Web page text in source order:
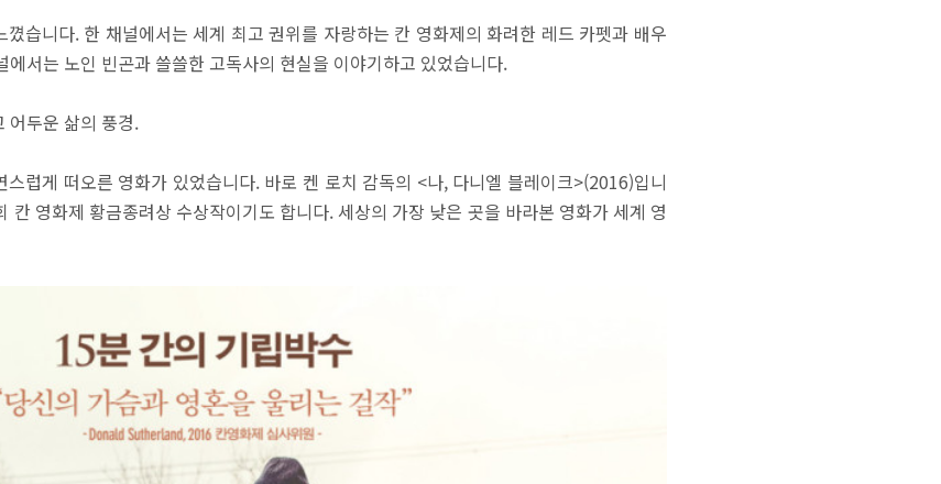
습니다. 한 채널에서는 세계 최고 권위를 자랑하는 칸 영화제의 화려한 레드 카펫과 배우
서는 노인 빈곤과 쓸쓸한 고독사의 현실을 이야기하고 있었습니다.
어두운 삶의 풍경.
럽게 떠오른 영화가 있었습니다. 바로 켄 로치 감독의 <나, 다니엘 블레이크>(2016)입니
칸 영화제 황금종려상 수상작이기도 합니다. 세상의 가장 낮은 곳을 바라본 영화가 세계 영